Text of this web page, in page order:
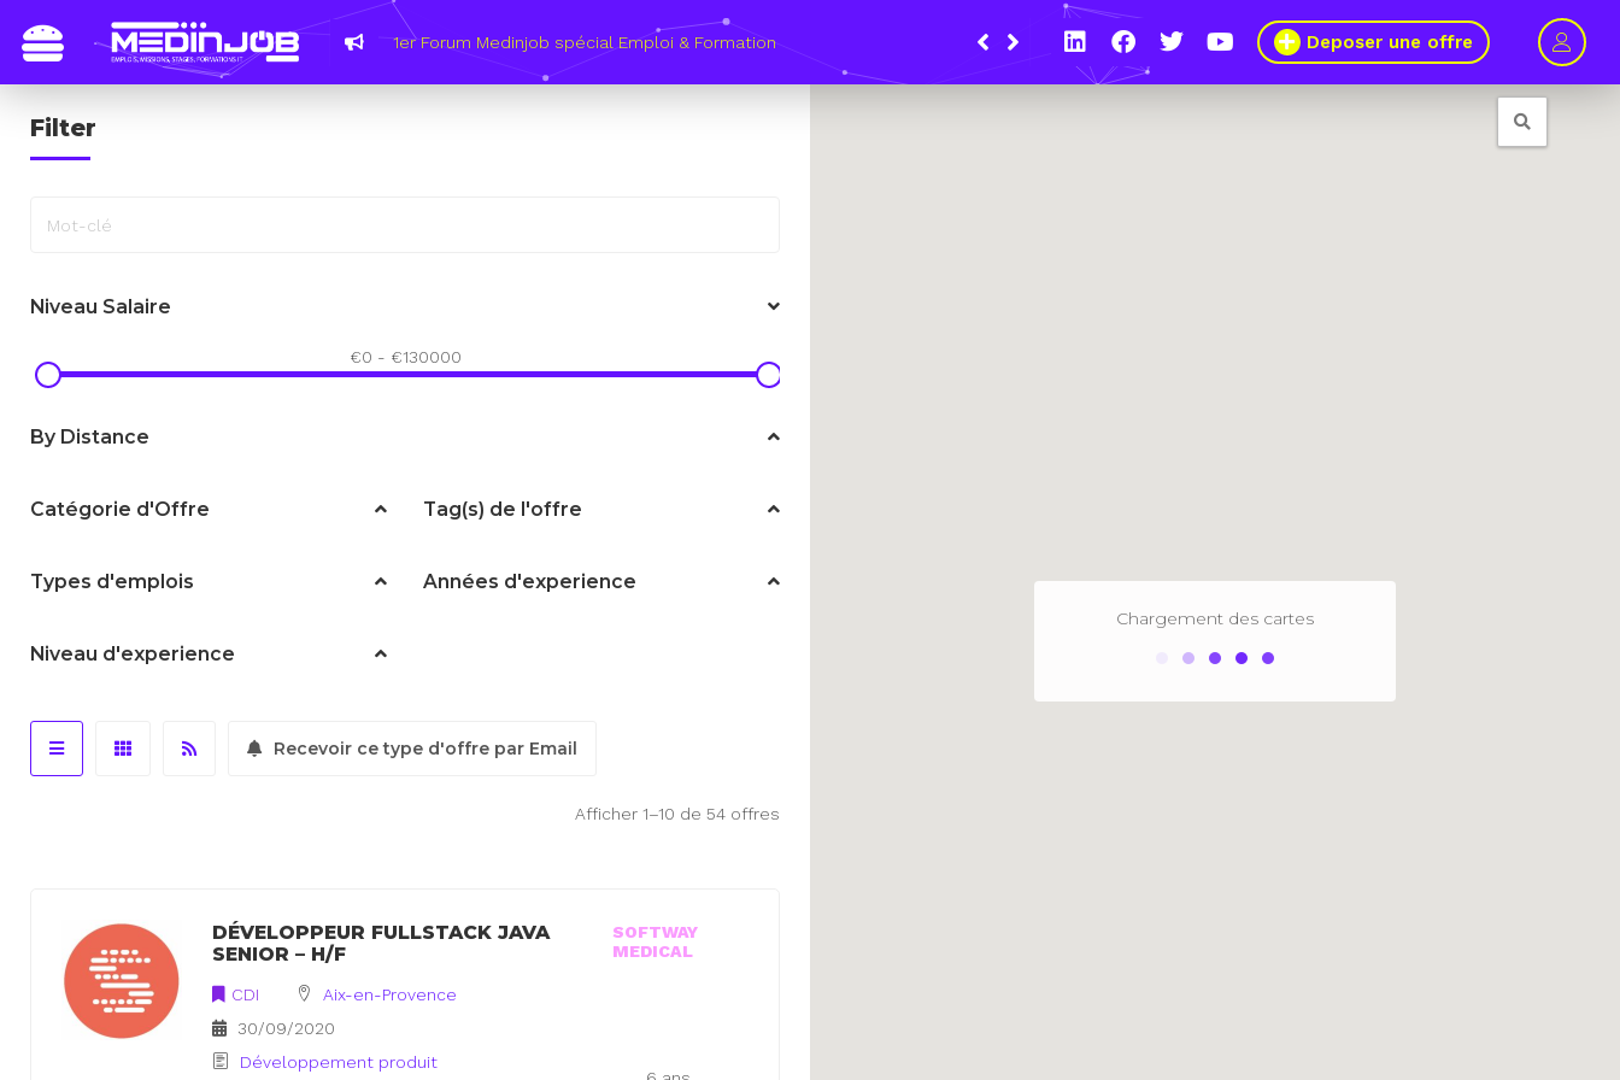
1er Forum Medinjob spécial Emploi & Formation Deposer une offre
Chargement des cartes
Filter
Niveau Salaire
€0 - €130000
By Distance
Catégorie d'Offre Tag(s) de l'offre
Types d'emplois Années d'experience
Niveau d'experience
Recevoir ce type d'offre par Email
Afficher 1–10 de 54 offres
DÉVELOPPEUR FULLSTACK JAVA
SENIOR – H/F
SOFTWAY
MEDICAL
CDI
Aix-en-Provence
30/09/2020
Développement produit